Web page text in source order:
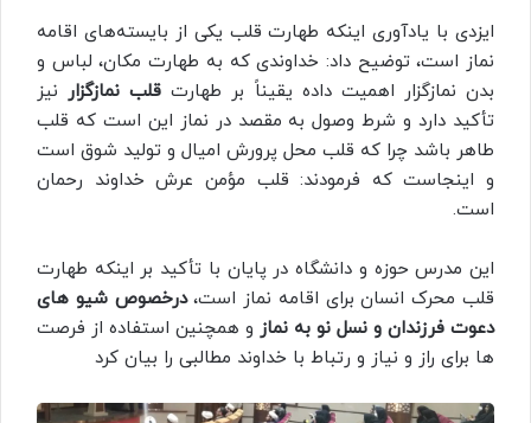
ایزدی با یادآوری اینکه طهارت قلب یکی از بایسته‌های اقامه
نماز است، توضیح داد: خداوندی که به طهارت مکان، لباس و
بدن نمازگزار اهمیت داده یقیناً بر طهارت قلب نمازگزارنیز
تأکید دارد و شرط وصول به مقصد در نماز این است که قلب
طاهر باشد چرا که قلب محل پرورش امیال و تولید شوق است
و اینجاست که فرمودند: قلب مؤمن عرش خداوند رحمان
است.
این مدرس حوزه و دانشگاه در پایان با تأکید بر اینکه طهارت
قلب محرک انسان برای اقامه نماز است،درخصوص شیو های
دعوت فرزندان و نسل نو به نماز و همچنین استفاده از فرصت
ها برای راز و نیاز و رتباط با خداوند مطالبی را بیان کرد